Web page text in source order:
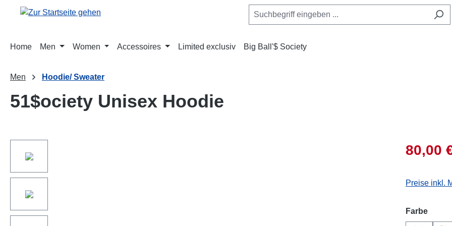
Zur Hauptnavigation springen
Home Men Women Accessoires Limited exclusiv Big Ball'$ Society
Men Hoodie/ Sweater
51$ociety Unisex Hoodie
80,00
Preise inkl.
Farbe